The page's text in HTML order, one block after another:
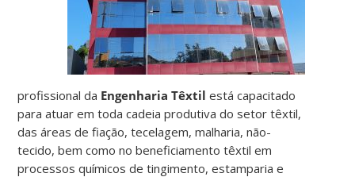
profissional da Engenharia Têxtilestá capacitado
para atuar em toda cadeia produtiva do setor têxtil,
das áreas de fiação, tecelagem, malharia, não-
tecido, bem como no beneficiamento têxtil em
processos químicos de tingimento, estamparia e